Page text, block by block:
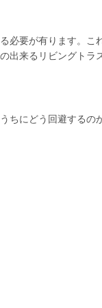
必要が有ります。こ
出来るリビングトラ
ちにどう回避するの